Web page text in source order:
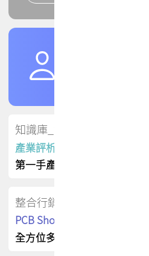
知識庫_會員專屬
產業評析報告
第一手產業資訊
整合行銷
PCB Shop 採購指南
全方位多元曝光方案